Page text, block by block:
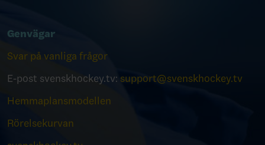
Genvägar
Svar på vanliga frågor
E-post svenskhockey.tv: support@svenskhockey.tv
Hemmaplansmodellen
Rörelsekurvan